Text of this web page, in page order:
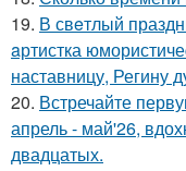
19. В свeтлый
aртистка
наставницу, Регину
20. Встречайте
апрель - май'26,
двадцатых.